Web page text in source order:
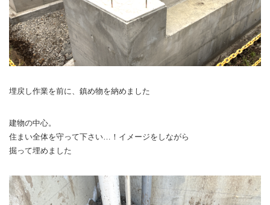
埋戻し作業を前に、鎮め物を納めました
建物の中心。
住まい全体を守って下さい…！イメージをしながら
掘って埋めました